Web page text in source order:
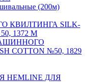
(200м)
КВИЛТИНГА SILK-
1372 М
COTTON №50, 1829
HEMLINE ДЛЯ